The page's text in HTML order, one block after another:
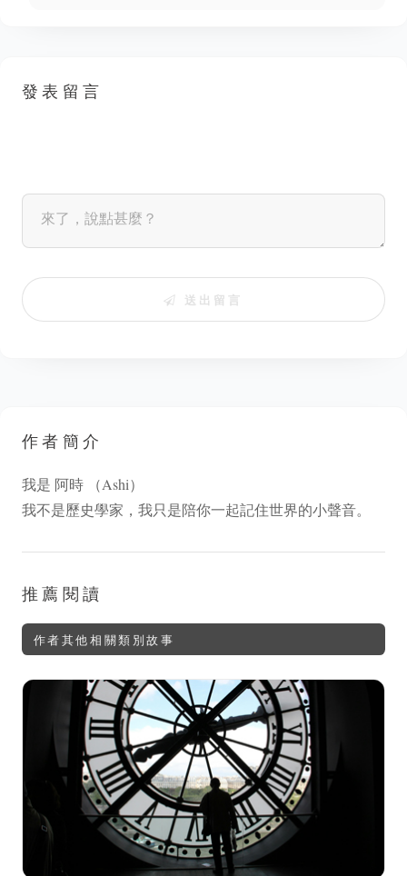
發表留言
送出留言
作者簡介
我是 阿時 （Ashi）
我不是歷史學家，我只是陪你一起記住世界的小聲音。
推薦閱讀
作者其他相關類別故事